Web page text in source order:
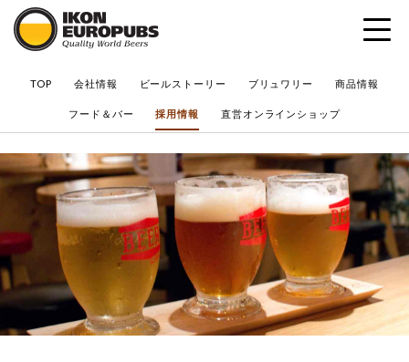
TOP 会社情報 ビールストーリー ブリュワリー 商品情報
フード＆バー 採用情報 直営オンラインショップ